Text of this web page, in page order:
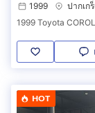
1999
ปากเก
1999 Toyota
HOT